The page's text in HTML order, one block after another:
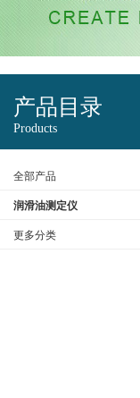
产品目录
Products
全部产品
润滑油测定仪
更多分类